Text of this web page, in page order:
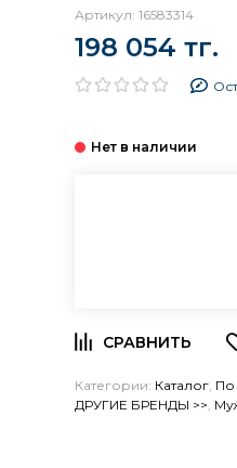
Артикул: 16583314
198 054 тг.
Категории: Каталог По
ДРУГИЕ БРЕНДЫ >>